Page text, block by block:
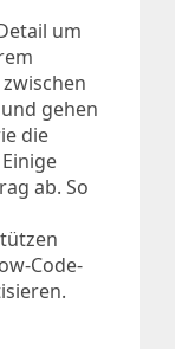
um
gehen
die
ab. So
Code-